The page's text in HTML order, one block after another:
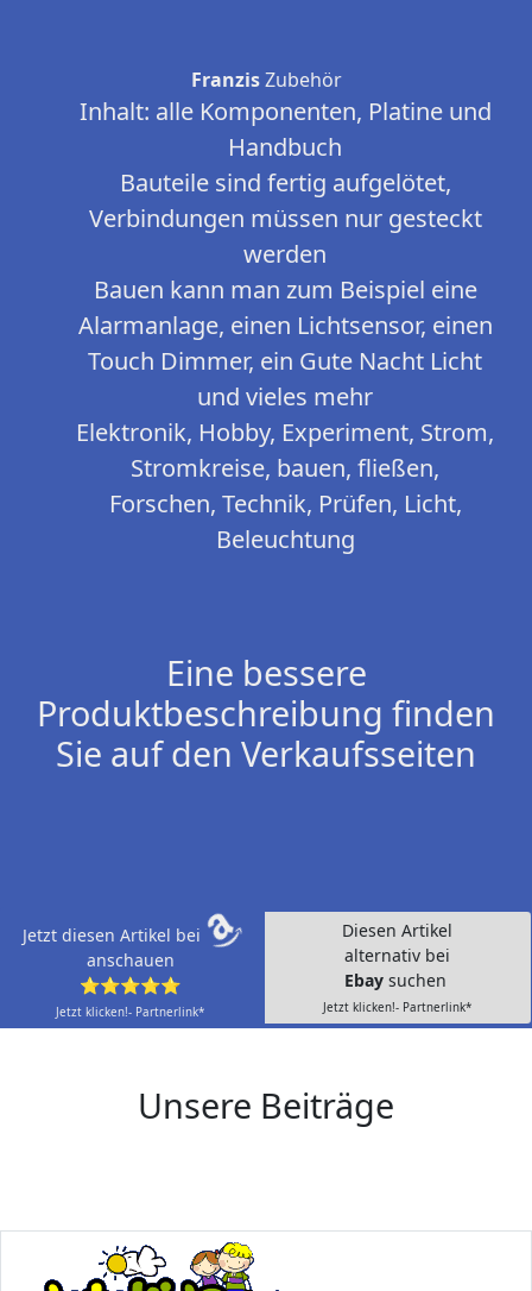
FranzisZubehör
Inhalt: alle Komponenten, Platine und
Handbuch
Bauteile sind fertig aufgelötet,
Verbindungen müssen nur gesteckt
werden
Bauen kann man zum Beispiel eine
Alarmanlage, einen Lichtsensor, einen
Touch Dimmer, ein Gute Nacht Licht
und vieles mehr
Elektronik, Hobby, Experiment, Strom,
Stromkreise, bauen, fließen,
Forschen, Technik, Prüfen, Licht,
Beleuchtung
Eine bessere
Produktbeschreibung finden
Sie auf den Verkaufsseiten
Jetzt diesen Artikel bei
anschauen
⭐⭐⭐⭐⭐
Jetzt klicken!- Partnerlink*
Diesen Artikel
alternativ bei
Ebay suchen
Jetzt klicken!- Partnerlink*
Unsere Beiträge